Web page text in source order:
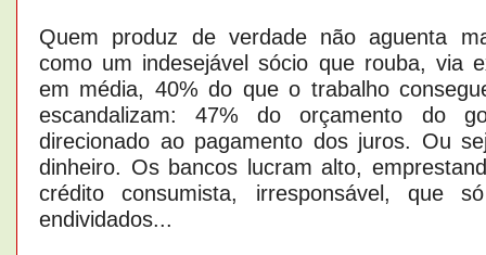
Quem produz de verdade não aguenta
como um indesejável sócio que rouba, via
em média, 40% do que o trabalho
escandalizam: 47% do orçamento do
direcionado ao pagamento dos juros. Ou
dinheiro. Os bancos lucram alto,
crédito consumista, irresponsável, que
endividados...